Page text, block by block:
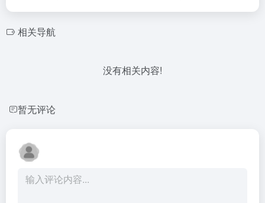
相关导航
没有相关内容!
暂无评论